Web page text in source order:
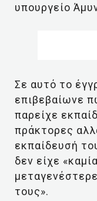
υπουργείο
Σε αυτό το
επιβεβαίωνε
παρείχε
πράκτορες
εκπαίδευσή
δεν είχε
τους».